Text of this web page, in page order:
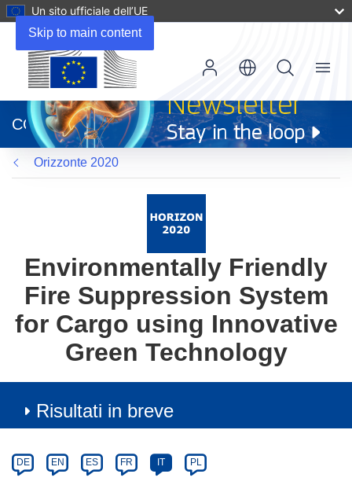
Skip to main content
Un sito ufficiale dell’UE
apre
in
una
nuova
finestra)
CORDIS
Menu
Orizzonte 2020
Environmentally Friendly
Fire Suppression System
for Cargo using Innovative
Green Technology
Risultati in breve
Category
Article
available
DE EN ES FR IT PL